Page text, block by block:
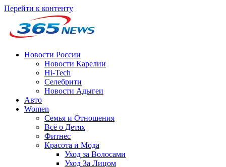
Перейти к контенту
Новости России
Новости Карелии
Hi-Tech
Селебрити
Новости Адыгеи
Авто
Women
Семья и Отношения
Всё о Детях
Фитнес
Красота и Мода
Уход за Волосами
Уход За Лицом